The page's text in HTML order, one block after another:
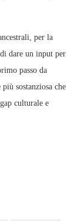
per la
dare un input per
passo da
sostanziosa che
culturale e